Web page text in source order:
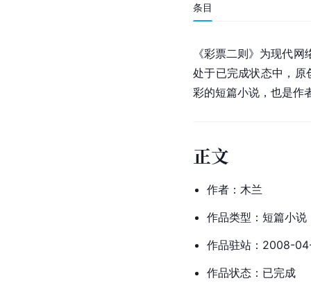
条目
《彩票二则》为现代网
处于已完成状态中，原
彩的短篇小说，也是作
正文
作者：木兰
作品类型：短篇小说
作品驻站：2008-
作品状态：已完成